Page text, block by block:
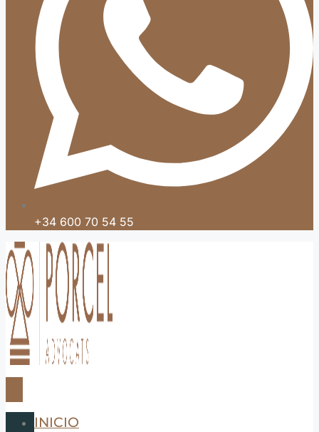
+34 600 70 54 55
INICIO